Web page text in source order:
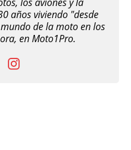
años viviendo "desde
de la moto en los
en Moto1Pro.